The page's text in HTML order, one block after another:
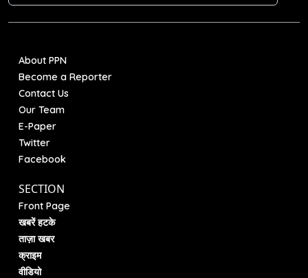
About PPN
Become a Reporter
Contact Us
Our Team
E-Paper
Twitter
Facebook
SECTION
Front Page
खबरें हटके
ताज़ा खबर
क्राइम
वीडियो